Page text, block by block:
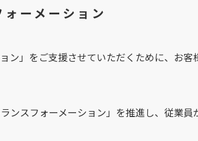
ーメーション
ン」をご支援させていただくために、お
ンスフォーメーション」を推進し、従業員